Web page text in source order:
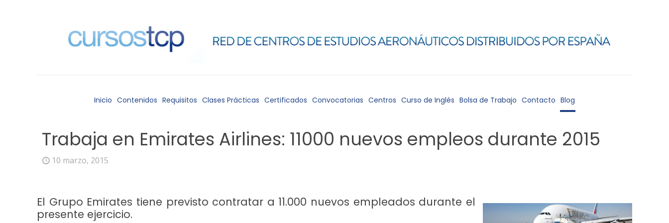
Inicio Contenidos Requisitos Clases Prácticas Certificados Convocatorias Centros Curso de Inglés Bolsa de Trabajo Contacto Blog
Trabaja en Emirates Airlines: 11000 nuevos empleos durante 2015
10 marzo, 2015
El Grupo Emirates tiene previsto contratar a 11.000 nuevos empleados durante el
presente ejercicio.